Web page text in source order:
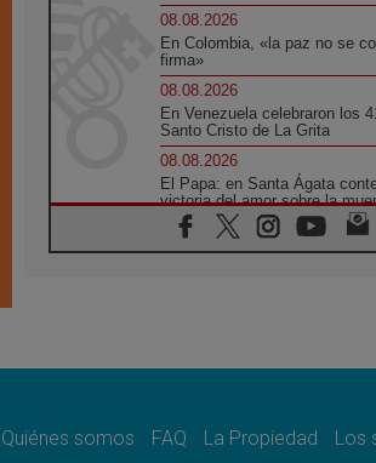
08.08.2026
En Colombia, «la paz no se
firma»
08.08.2026
En Venezuela celebraron los
Santo Cristo de La Grita
08.08.2026
El Papa: en Santa Ágata
victoria del amor sobre la
08.08.2026
León XIV visitará el Santuario
07.08.2026
07.08.2026
Quiénes somos FAQ La Propiedad Los